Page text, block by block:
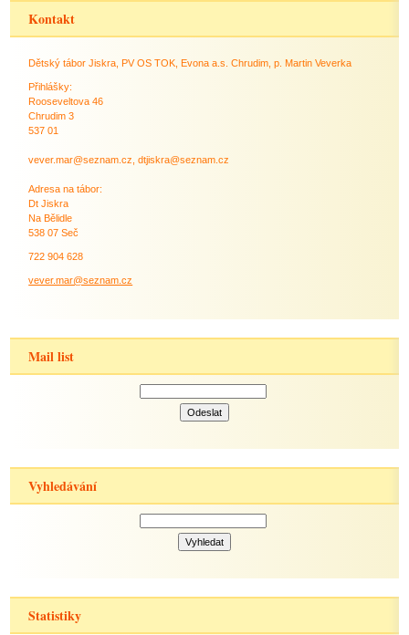
Kontakt
Dětský tábor Jiskra, PV OS TOK, Evona a.s. Chrudim, p. Martin Veverka
Přihlášky:
Rooseveltova 46
Chrudim 3
537 01
vever.mar@seznam.cz, dtjiskra@seznam.cz
Adresa na tábor:
Dt Jiskra
Na Bělidle
538 07 Seč
722 904 628
vever.mar@seznam.cz
Mail list
Vyhledávání
Statistiky